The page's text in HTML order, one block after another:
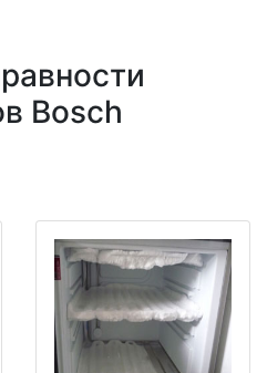
Bosch